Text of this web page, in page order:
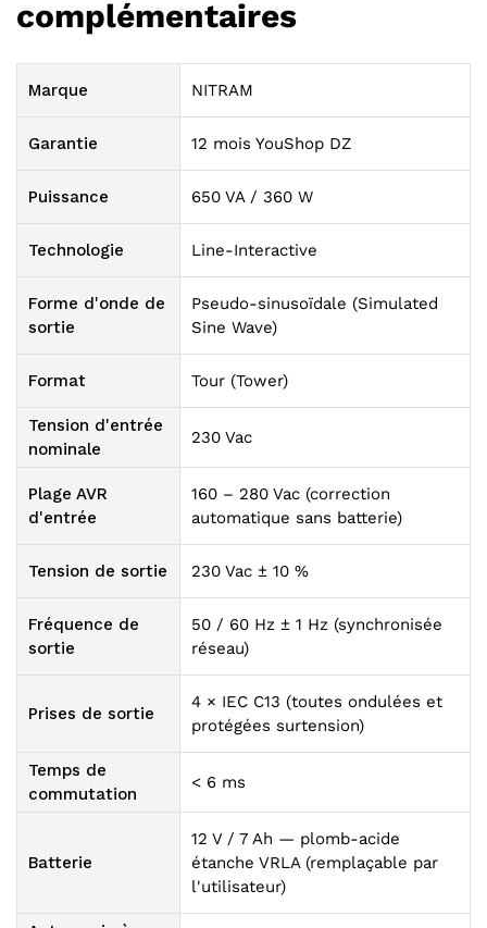
complémentaires
Marque NITRAM
Garantie 12 mois YouShop DZ
Puissance 650 VA / 360 W
Technologie Line-Interactive
Forme d'onde de
sortie
Pseudo-sinusoïdale (Simulated
Sine Wave)
Format Tour (Tower)
Tension d'entrée
nominale
230 Vac
Plage AVR
d'entrée
160 – 280 Vac (correction
automatique sans batterie)
Tension de sortie 230 Vac ± 10 %
Fréquence de
sortie
50 / 60 Hz ± 1 Hz (synchronisée
réseau)
Prises de sortie
4 × IEC C13 (toutes ondulées et
protégées surtension)
Temps de
commutation
< 6 ms
Batterie
12 V / 7 Ah — plomb-acide
étanche VRLA (remplaçable par
l'utilisateur)